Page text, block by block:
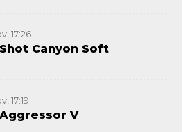
17:26
Canyon Soft
17:19
V